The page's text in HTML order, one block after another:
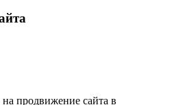
продвижение сайта в